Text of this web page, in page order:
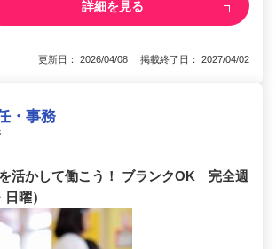
詳細を見る
更新日： 2026/04/08 掲載終了日： 2027/04/02
・事務
活かして働こう！ ブランクOK 完全週
曜）